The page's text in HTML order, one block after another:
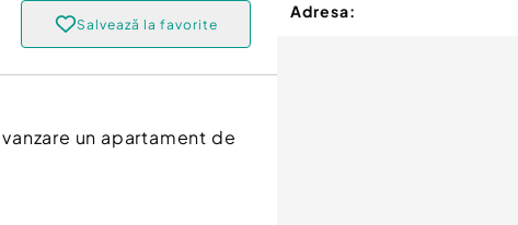
Salvează la favorite
un apartament de
Adresa: